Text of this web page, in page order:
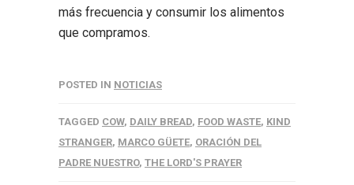
más frecuencia y consumir los alimentos
que compramos.
POSTED IN NOTICIAS
TAGGED COW, DAILY BREAD, FOOD WASTE, KIND
STRANGER, MARCO GÜETE, ORACIÓN DEL
PADRE NUESTRO, THE LORD'S PRAYER